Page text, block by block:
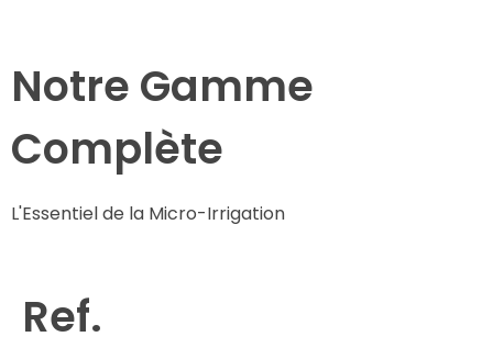
Notre Gamme
Complète
L'Essentiel de la Micro-Irrigation
Ref.